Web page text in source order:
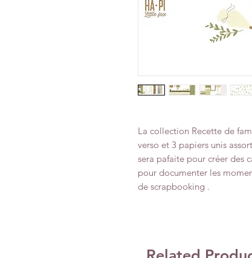
La collection Recette de
verso et 3 papiers unis
sera pafaite pour créer des
pour documenter les
de scrapbooking .